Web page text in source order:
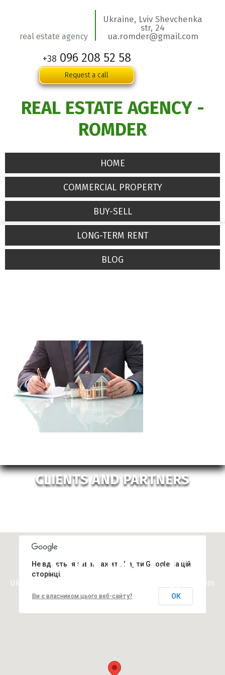
real estate agency
Ukraine, Lviv Shevchenka
str, 24
ua.romder@gmail.com
+38 096 208 52 58
Request a call
REAL ESTATE AGENCY -
ROMDER
HOME
COMMERCIAL PROPERTY
BUY-SELL
LONG-TERM RENT
BLOG
CLIENTS AND PARTNERS
CONTACTS
Ukraine, Lviv Shevchenka str, 24 ua.romder@gmail.com
Не вдається завантажити Карти Google на цій
сторінці.
Ви є власником цього веб-сайту? ОК